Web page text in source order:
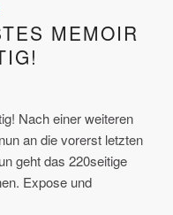
MEMOIR
Nach einer weiteren
an die vorerst letzten
geht das 220seitige
Expose und